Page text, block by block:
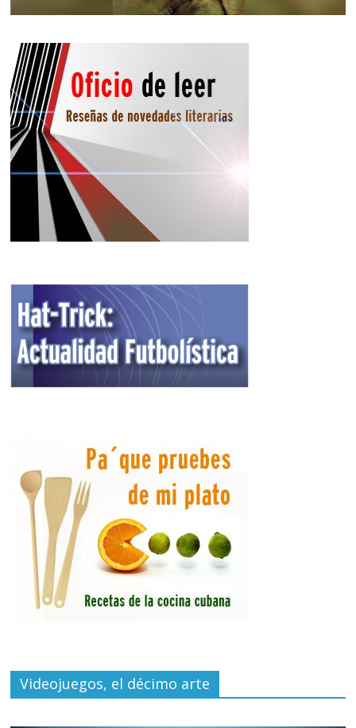
Videojuegos, el décimo arte